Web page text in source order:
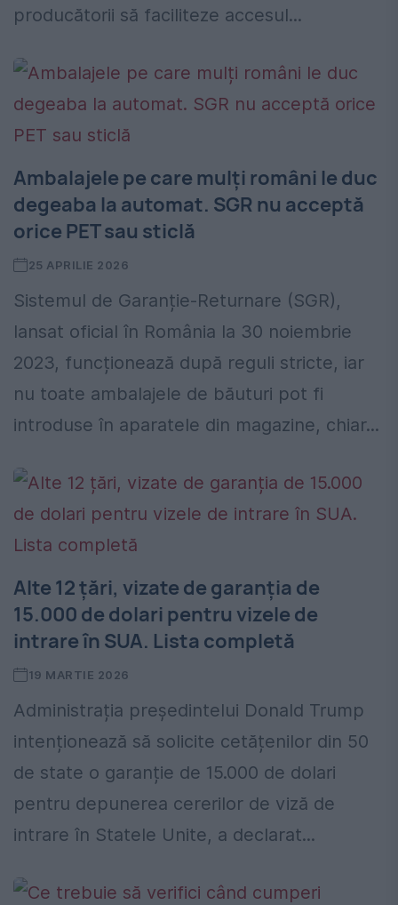
producătorii să faciliteze accesul...
Ambalajele pe care mulți români le duc
degeaba la automat. SGR nu acceptă
orice PET sau sticlă
25 APRILIE 2026
Sistemul de Garanție-Returnare (SGR),
lansat oficial în România la 30 noiembrie
2023, funcționează după reguli stricte, iar
nu toate ambalajele de băuturi pot fi
introduse în aparatele din magazine, chiar...
Alte 12 țări, vizate de garanția de
15.000 de dolari pentru vizele de
intrare în SUA. Lista completă
19 MARTIE 2026
Administrația președintelui Donald Trump
intenționează să solicite cetățenilor din 50
de state o garanție de 15.000 de dolari
pentru depunerea cererilor de viză de
intrare în Statele Unite, a declarat...